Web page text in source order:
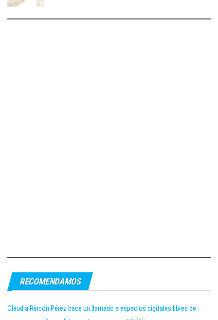
RECOMENDAMOS
Claudia Rincón Pérez hace un llamado a espacios digitales libres de